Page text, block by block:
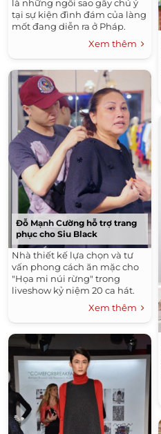
là những ngôi sao gây chú ý
tại sự kiện đình đám của làng
mốt đang diễn ra ở Pháp.
Xem thêm
Đỗ Mạnh Cường hỗ trợ trang
phục cho Siu Black
Nhà thiết kế lựa chọn và tư
vấn phong cách ăn mặc cho
"Họa mi núi rừng" trong
liveshow kỷ niệm 20 ca hát.
Xem thêm